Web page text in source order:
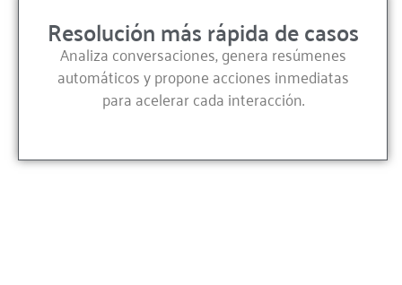
Resolución más rápida de casos
Analiza conversaciones, genera resúmenes
automáticos y propone acciones inmediatas
para acelerar cada interacción.